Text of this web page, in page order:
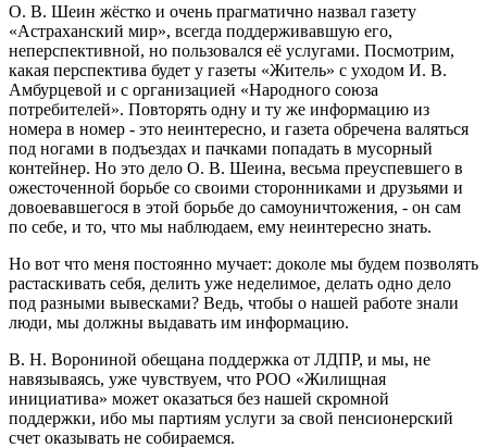
О. В. Шеин жёстко и очень прагматично назвал газету
«Астраханский мир», всегда поддерживавшую его,
неперспективной, но пользовался её услугами. Посмотрим,
какая перспектива будет у газеты «Житель» с уходом И. В.
Амбурцевой и с организацией «Народного союза
потребителей». Повторять одну и ту же информацию из
номера в номер - это неинтересно, и газета обречена валяться
под ногами в подъездах и пачками попадать в мусорный
контейнер. Но это дело О. В. Шеина, весьма преуспевшего в
ожесточенной борьбе со своими сторонниками и друзьями и
довоевавшегося в этой борьбе до самоуничтожения, - он сам
по себе, и то, что мы наблюдаем, ему неинтересно знать.
Но вот что меня постоянно мучает: доколе мы будем позволять
растаскивать себя, делить уже неделимое, делать одно дело
под разными вывесками? Ведь, чтобы о нашей работе знали
люди, мы должны выдавать им информацию.
В. Н. Ворониной обещана поддержка от ЛДПР, и мы, не
навязываясь, уже чувствуем, что РОО «Жилищная
инициатива» может оказаться без нашей скромной
поддержки, ибо мы партиям услуги за свой пенсионерский
счет оказывать не собираемся.